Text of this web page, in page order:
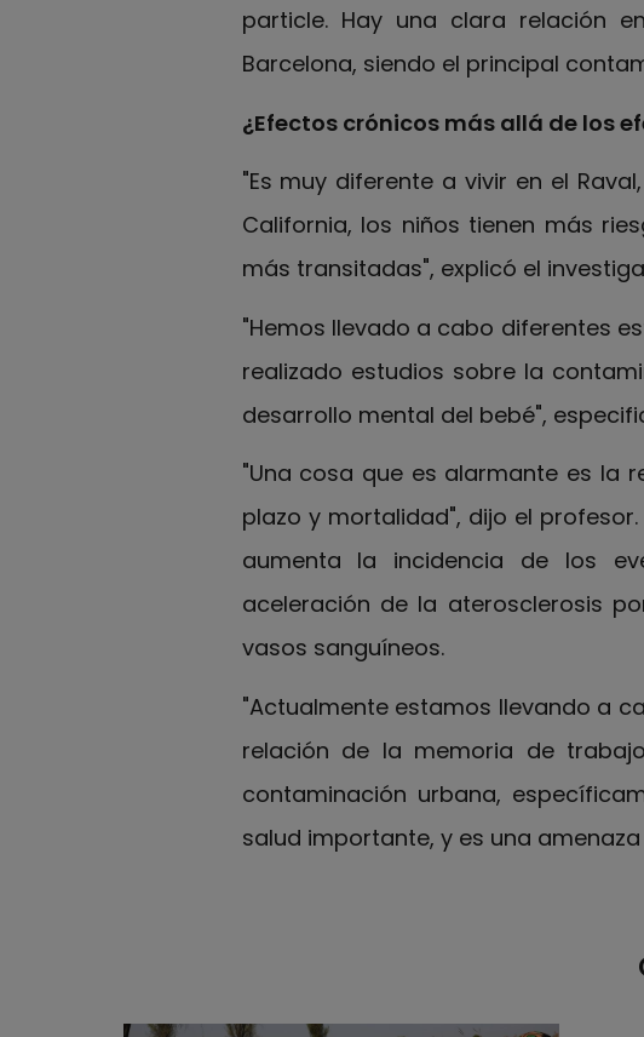
particle. Hay una clara relación
Barcelona, siendo el principal
¿Efectos crónicos más allá de los
"Es muy diferente a vivir en el
California, los niños tienen más
más transitadas", explicó el
"Hemos llevado a cabo diferentes
realizado estudios sobre la
desarrollo mental del bebé",
"Una cosa que es alarmante es la
plazo y mortalidad", dijo el
aumenta la incidencia de los
aceleración de la aterosclerosis
vasos sanguíneos.
"Actualmente estamos llevando a
relación de la memoria de
contaminación urbana,
salud importante, y es una